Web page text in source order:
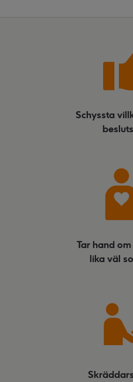
Schyssta
Tar hand
lika väl